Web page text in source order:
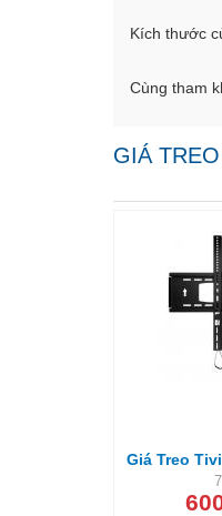
Kích thước
Cùng tham
GIÁ
Giá Treo